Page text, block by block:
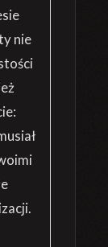
nie